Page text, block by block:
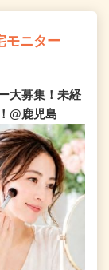
モニター
大募集！未経
@鹿児島